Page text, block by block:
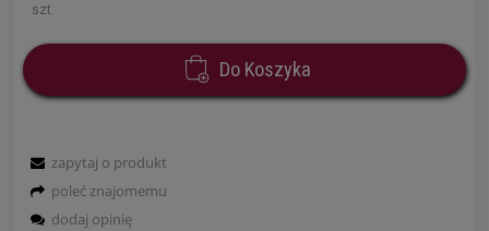
szt.
Do Koszyka
zapytaj o produkt
poleć znajomemu
dodaj opinię